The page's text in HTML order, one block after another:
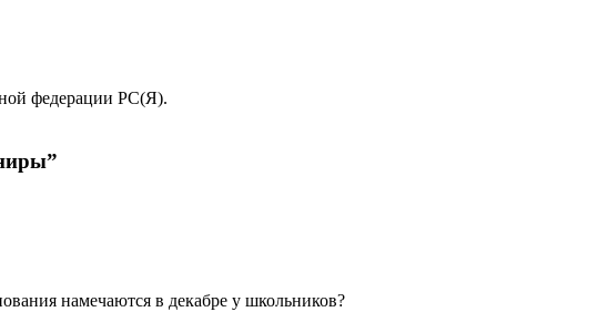
федерации РС(Я).
намечаются в декабре у школьников?